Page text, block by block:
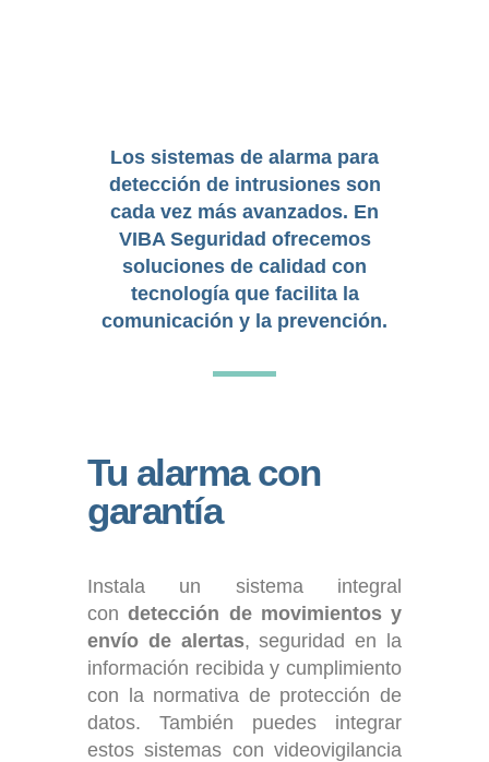
Los sistemas de alarma para
detección de intrusiones son
cada vez más avanzados. En
VIBA Seguridad ofrecemos
soluciones de calidad con
tecnología que facilita la
comunicación y la prevención.
Tu alarma con
garantía
Instala un sistema integral
condetección de movimientos y
envío de alertas, seguridad en la
información recibida y cumplimiento
con la normativa de protección de
datos. También puedes integrar
estos sistemas con videovigilancia